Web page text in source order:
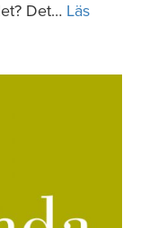
Det… Läs